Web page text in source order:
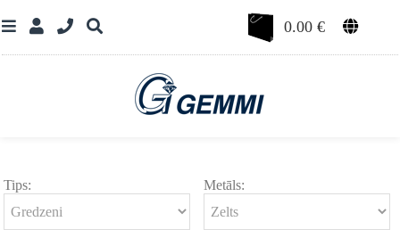
0.00€
Tips: Metāls: